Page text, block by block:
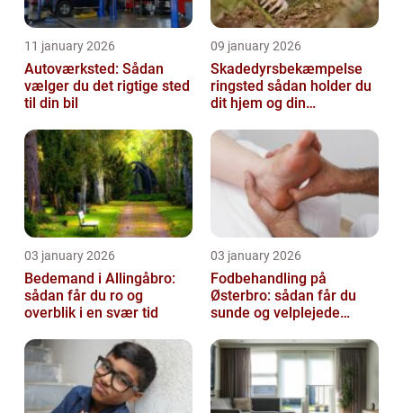
11 january 2026
Autoværksted: Sådan
vælger du det rigtige sted
til din bil
09 january 2026
Skadedyrsbekæmpelse
ringsted sådan holder du
dit hjem og din
gæster
03 january 2026
Bedemand i Allingåbro:
sådan får du ro og
overblik i en svær tid
03 january 2026
Fodbehandling på
Østerbro: sådan får du
sunde og velplejede